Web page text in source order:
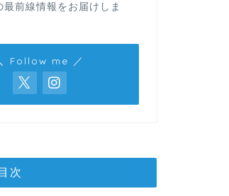
最前線情報をお届けしま
Follow me ／
次